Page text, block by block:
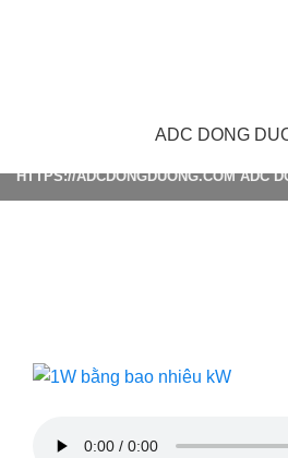
ADC DONG
HTTPS://ADCDONGDUONG.COM ADC